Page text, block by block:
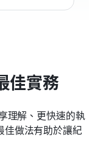
佳實務
理解、更快速的執
佳做法有助於讓紀